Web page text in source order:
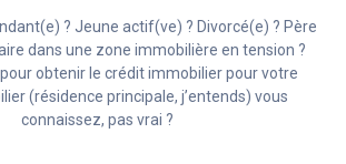
? Jeune actif(ve) ? Divorcé(e) ? Père
dans une zone immobilière en tension ?
obtenir le crédit immobilier pour votre
(résidence principale, j’entends) vous
connaissez, pas vrai ?